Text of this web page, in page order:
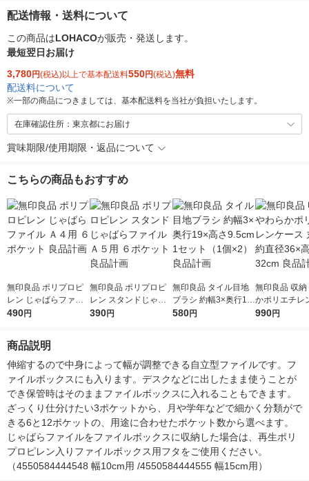
配送情報・送料について
この商品はLOHACOが販売・発送します。
最短翌日お届け
3,780円(税込)以上で基本配送料550円(税込)無料
配送料について
※一部の商品につきましては、基本配送料を当社が負担いたします。
在庫確認住所：東京都にお届け
賞味期限/使用期限・返品について
こちらの商品もおすすめ
無印良品 ポリプロピ
レン じゃばらファイ
ル Ａ４用 ６ポケット
490円
無印良品 ポリプロピ
レン スタンドじゃば
らファイル Ａ５用 ６
390円
無印良品 タイル目地
ブラシ 約幅3×奥行19
×高さ9.5cm 1セット
580円
無印良品 収納
かポリエチレ
丸型 深 約直
990円
商品説明
伸縮するので中身によって幅が調整できる自立型ファイルです。フ
ァイルボックスにも入ります。デスクなどに出したまま使うことが
でき保管時はそのままファイルボックスに入れることもできます。
ざっくり仕分けたい3ポケットから、月や学年などで細かく分類がで
きる6と12ポケットの、用途に合わせたポケット数から選べます。
じゃばらファイルをファイルボックスに収納した場合は、再生ポリ
プロピレン入りファイルボックス用フタをご使用ください。
（4550584444548 幅10cm用 /4550584444555 幅15cm用）